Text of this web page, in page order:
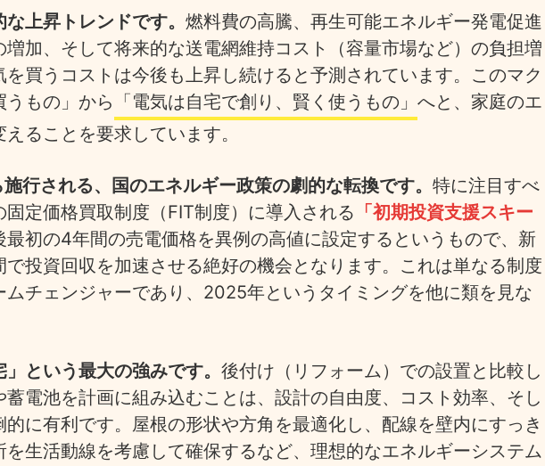
上昇トレンドです。 燃料費の高騰、再生可能エネルギー発電促進
加、そして将来的な送電網維持コスト（容量市場など）の負担増
買うコストは今後も上昇し続けると予測されています。このマク
うもの」から
「電気は自宅で創り、賢く使うもの」 へと、家庭のエ
ることを要求しています。
行される、国のエネルギー政策の劇的な転換です。 特に注目すべ
定価格買取制度（FIT制度）に導入される 「初期投資支援スキー
最初の4年間の売電価格を異例の高値に設定するというもので、新
投資回収を加速させる絶好の機会となります。これは単なる制度
チェンジャーであり、2025年というタイミングを他に類を見な
という最大の強みです。 後付け（リフォーム）での設置と比較し
電池を計画に組み込むことは、設計の自由度、コスト効率、そし
に有利です。屋根の形状や方角を最適化し、配線を壁内にすっき
を生活動線を考慮して確保するなど、理想的なエネルギーシステム